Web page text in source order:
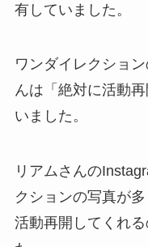
有していました。
ワンダイレクショ
んは「絶対に活動
いました。
リアムさんの
クションの写真が
活動再開してくれ